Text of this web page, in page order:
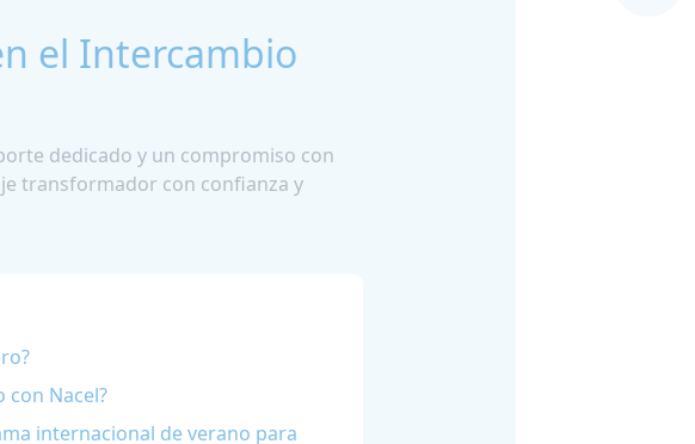
el Intercambio
dedicado y un compromiso con
transformador con confianza y
Nacel?
internacional de verano para